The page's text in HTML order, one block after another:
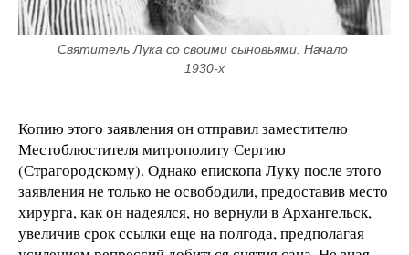
Святитель Лука со своими сыновьями. Начало
1930-х
Копию этого заявления он отправил замес­тителю
Местоблюстителя митрополиту Сергию
(Страгородскому). Однако епископа Луку после этого
заявления не только не освободили, предоставив место
хирурга, как он надеялся, но вернули в Архангельск,
увеличив срок ссылки еще на полгода, предполагая